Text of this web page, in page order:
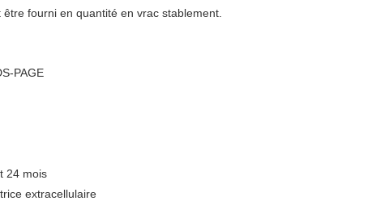
fourni en quantité en vrac stablement.
PAGE
24 mois
extracellulaire